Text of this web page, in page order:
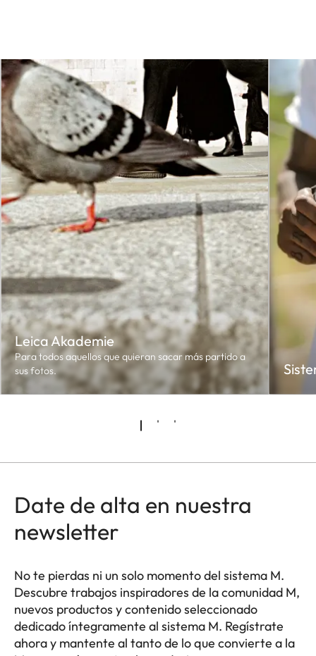
Leica Akademie
Para todos aquellos que quieran sacar más partido a
sus fotos.
Date de alta en nuestra
newsletter
No te pierdas ni un solo momento del sistema M.
Descubre trabajos inspiradores de la comunidad M,
nuevos productos y contenido seleccionado
dedicado íntegramente al sistema M. Regístrate
ahora y mantente al tanto de lo que convierte a la